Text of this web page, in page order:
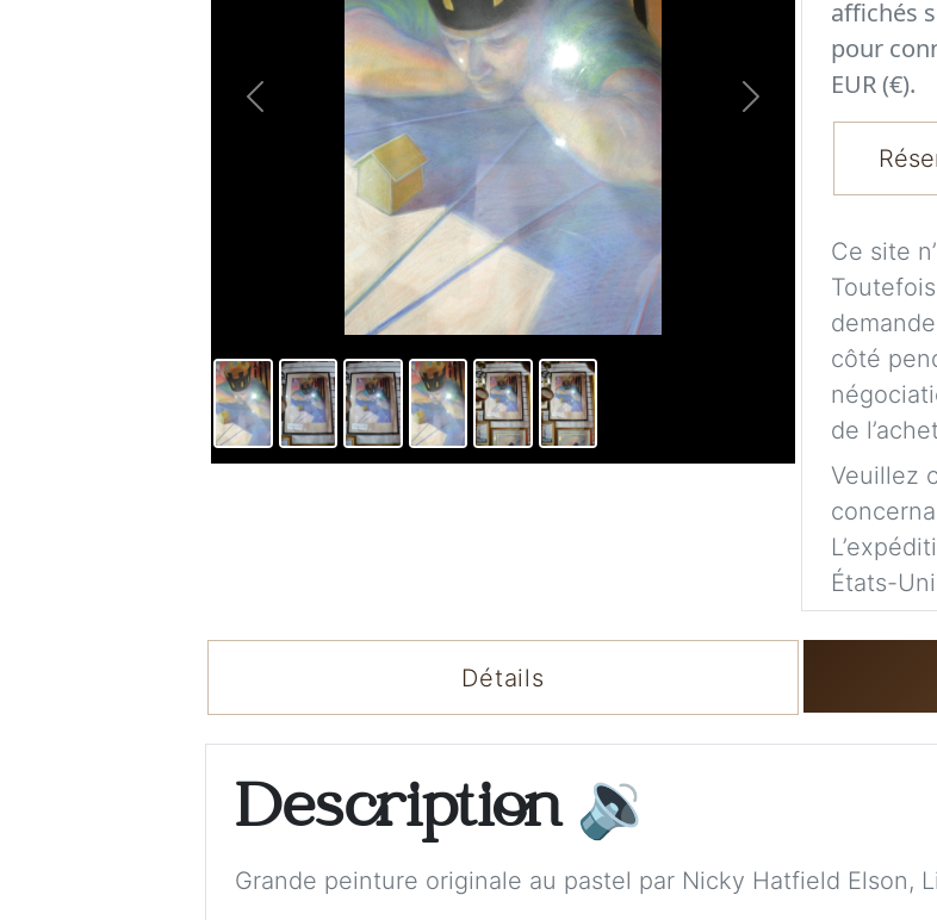
Previous Next
affichés
pour
EUR (€).
Ce site
côté
de
Veuillez
États-
Détails
Description 🔉
Grande peinture originale au pastel par Nicky Hatfield Elson,